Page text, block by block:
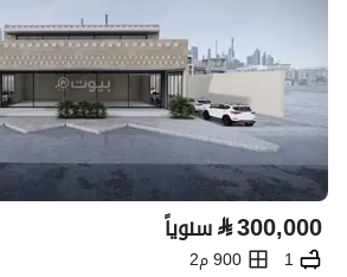
⃁300,000 سنوياً
1
900 م2